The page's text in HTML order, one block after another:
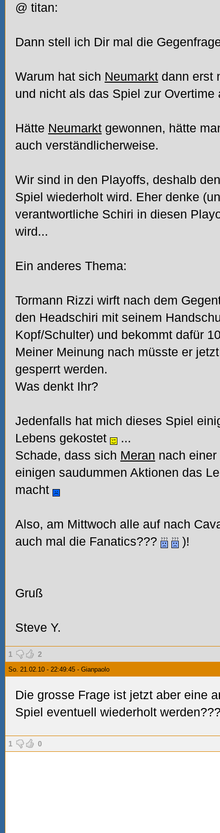
@ titan:
Dann stell ich Dir mal die
Warum hat sich Neumarkt dann erst
und nicht als das Spiel zur Overtime
Hätte Neumarkt gewonnen, hätte
auch verständlicherweise.
Wir sind in den Playoffs, deshalb
Spiel wiederholt wird. Eher denke
verantwortliche Schiri in diesen
wird...
Ein anderes Thema:
Tormann Rizzi wirft nach dem
den Headschiri mit seinem
Kopf/Schulter) und bekommt dafür
Meiner Meinung nach müsste er
gesperrt werden.
Was denkt Ihr?
Jedenfalls hat mich dieses Spiel
Lebens gekostet
...
Schade, dass sich Meran nach
einigen saudummen Aktionen das
macht
Also, am Mittwoch alle auf nach
auch mal die Fanatics???
)!
Gruß
Steve Y.
1 2
So. 21.02.10 - 22:49:45 - Gianpaolo
Die grosse Frage ist jetzt aber eine
Spiel eventuell wiederholt
1 0